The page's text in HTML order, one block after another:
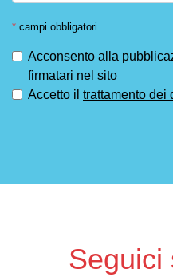
* campi obbligatori
Acconsento alla
firmatari nel sito
Accetto il trattamento dei
Seguici